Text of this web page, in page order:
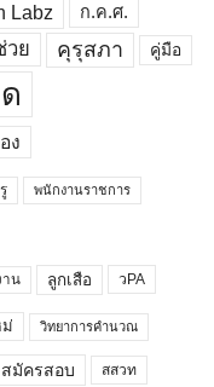
Labz ก.ค.ศ.
วย คุรุสภา คู่มือ
ง
พนักงานราชการ
าน ลูกเสือ วPA
วิทยาการคำนวณ
สมัครสอบ สสวท